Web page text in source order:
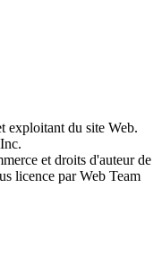
exploitant du site Web.
et droits d'auteur de
licence par Web Team